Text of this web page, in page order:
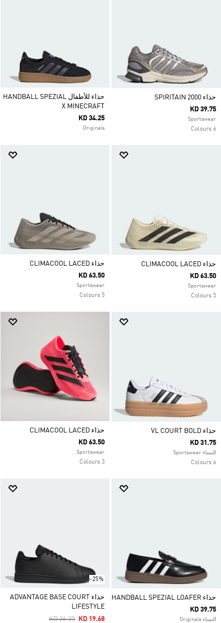
حذاء SPIRITAIN 2000
KD 39.75
Sportswear
6 Colours
حذاء للأطفال HANDBALL SPEZIAL
X MINECRAFT
KD 34.25
Originals
حذاء CLIMACOOL LACED
KD 63.50
Sportswear
5 Colours
حذاء CLIMACOOL LACED
KD 63.50
Sportswear
5 Colours
حذاء VL COURT BOLD
KD 31.75
النساء Sportswear
6 Colours
حذاء CLIMACOOL LACED
KD 63.50
Sportswear
3 Colours
حذاء HANDBALL SPEZIAL LOAFER
KD 39.75
النساء Originals
-25%
حذاء ADVANTAGE BASE COURT
LIFESTYLE
Price Reduced From
KD 26.25ToKD 19.68